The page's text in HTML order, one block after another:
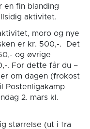
en fin blanding
aktivitet.
moro og nye
er kr. 500,-. Det
og øvrige
. For dette får du –
om dagen (frokost
Postenligakamp
2. mars kl.
størrelse (ut i fra